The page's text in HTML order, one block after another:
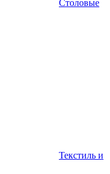
Столовые
Текстиль и